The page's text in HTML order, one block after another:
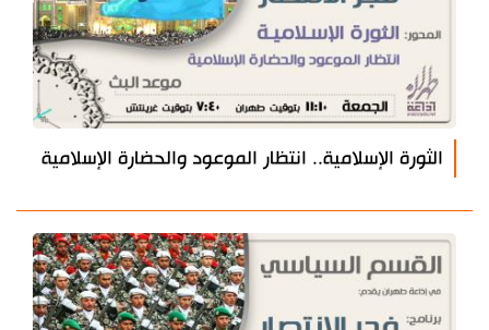
الثورة الإسلامية.. انتظار الموعود والحضارة الإسلامية